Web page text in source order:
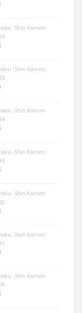
-Shin Kamen
-Shin Kamen
-Shin Kamen
-Shin Kamen
-Shin Kamen
-Shin Kamen
-Shin Kamen